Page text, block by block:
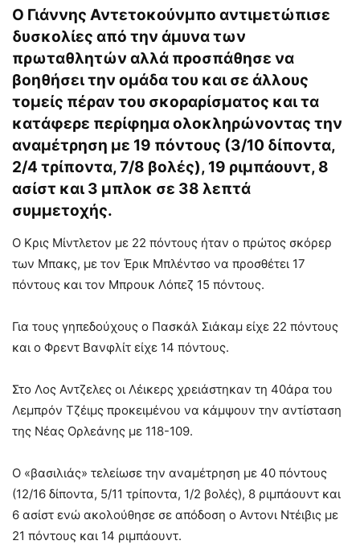
Ο Γιάννης Αντετοκούνμπο αντιμετώπισε
δυσκολίες από την άμυνα των
πρωταθλητών αλλά προσπάθησε να
βοηθήσει την ομάδα του και σε άλλους
τομείς πέραν του σκοραρίσματος και τα
κατάφερε περίφημα ολοκληρώνοντας την
αναμέτρηση με 19 πόντους (3/10 δίποντα,
2/4 τρίποντα, 7/8 βολές), 19 ριμπάουντ, 8
ασίστ και 3 μπλοκ σε 38 λεπτά
συμμετοχής.
Ο Κρις Μίντλετον με 22 πόντους ήταν ο πρώτος σκόρερ
των Μπακς, με τον Έρικ Μπλέντσο να προσθέτει 17
πόντους και τον Μπρουκ Λόπεζ 15 πόντους.
Για τους γηπεδούχους ο Πασκάλ Σιάκαμ είχε 22 πόντους
και ο Φρεντ Βανφλίτ είχε 14 πόντους.
Στο Λος Αντζελες οι Λέικερς χρειάστηκαν τη 40άρα του
Λεμπρόν Τζέιμς προκειμένου να κάμψουν την αντίσταση
της Νέας Ορλεάνης με 118-109.
Ο «βασιλιάς» τελείωσε την αναμέτρηση με 40 πόντους
(12/16 δίποντα, 5/11 τρίποντα, 1/2 βολές), 8 ριμπάουντ και
6 ασίστ ενώ ακολούθησε σε απόδοση ο Αντονι Ντέιβις με
21 πόντους και 14 ριμπάουντ.